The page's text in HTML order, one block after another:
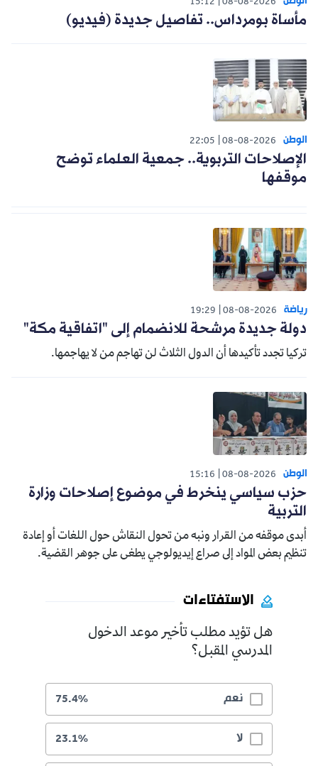
08-08-2026
15:12
مأساة بومرداس.. تفاصيل جديدة (فيديو)
الوطن 08-08-2026
22:05
الإصلاحات التربوية.. جمعية العلماء توضح
موقفها
رياضة 08-08-2026
19:29
دولة جديدة مرشحة للانضمام إلى "اتفاقية مكة"
تركيا تجدد تأكيدها أن الدول الثلاث لن تهاجم من لا يهاجمها.
الوطن 08-08-2026
15:16
حزب سياسي ينخرط في موضوع إصلاحات وزارة
التربية
أبدى موقفه من القرار ونبه من تحول النقاش حول اللغات أو إعادة
تنظيم بعض المواد إلى صراع إيديولوجي يطغى على جوهر القضية.
الاستفتاءات
هل تؤيد مطلب تأخير موعد الدخول
المدرسي المقبل؟
نعم 75.4%
لا 23.1%